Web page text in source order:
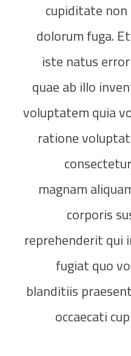
cupiditate
dolorum fuga.
iste natus
quae ab illo
voluptatem quia
ratione
magnam
corporis
reprehenderit qui
fugiat quo
blanditiis
occaecati